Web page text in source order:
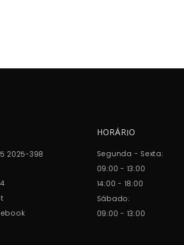
2025-398
HORÁRIO
Segunda - Sexta:
09:00 - 13:00
14:00 - 18:00
Sábado:
09:00 - 13:00